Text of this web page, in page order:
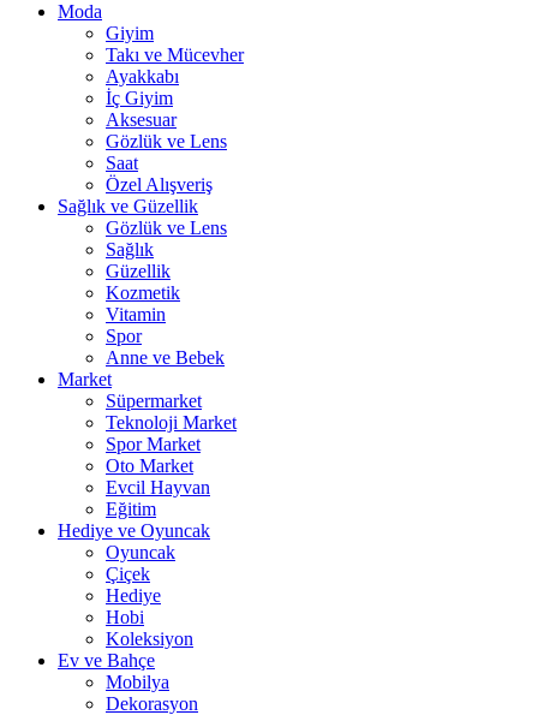
Moda
Giyim
Takı ve Mücevher
Ayakkabı
İç Giyim
Aksesuar
Gözlük ve Lens
Saat
Özel Alışveriş
Sağlık ve Güzellik
Gözlük ve Lens
Sağlık
Güzellik
Kozmetik
Vitamin
Spor
Anne ve Bebek
Market
Süpermarket
Teknoloji Market
Spor Market
Oto Market
Evcil Hayvan
Eğitim
Hediye ve Oyuncak
Oyuncak
Çiçek
Hediye
Hobi
Koleksiyon
Ev ve Bahçe
Mobilya
Dekorasyon